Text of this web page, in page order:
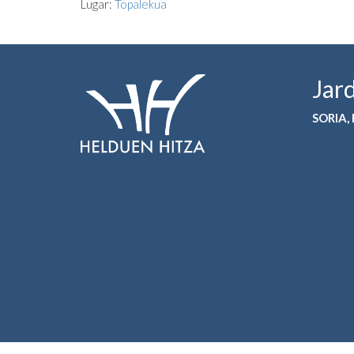
Lugar: Topalekua
SORIA,